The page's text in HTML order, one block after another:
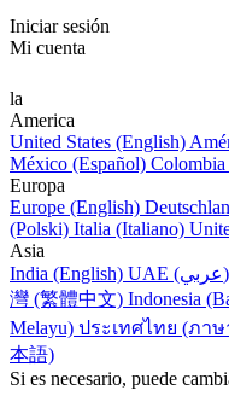
Iniciar sesión
Mi cuenta
la
America
United States (English)
México (Español)
Europa
Europe (English)
(Polski) Italia (Italiano)
Asia
India (English)
UAE (عربي)
灣 (繁體中文) Indonesia
Melayu) ประเทศไทย (ภาษ
本語)
Si es necesario, puede